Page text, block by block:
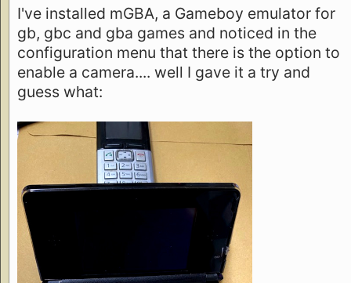
I've installed mGBA, a Gameboy emulator for
gb, gbc and gba games and noticed in the
configuration menu that there is the option to
enable a camera.... well I gave it a try and
guess what: